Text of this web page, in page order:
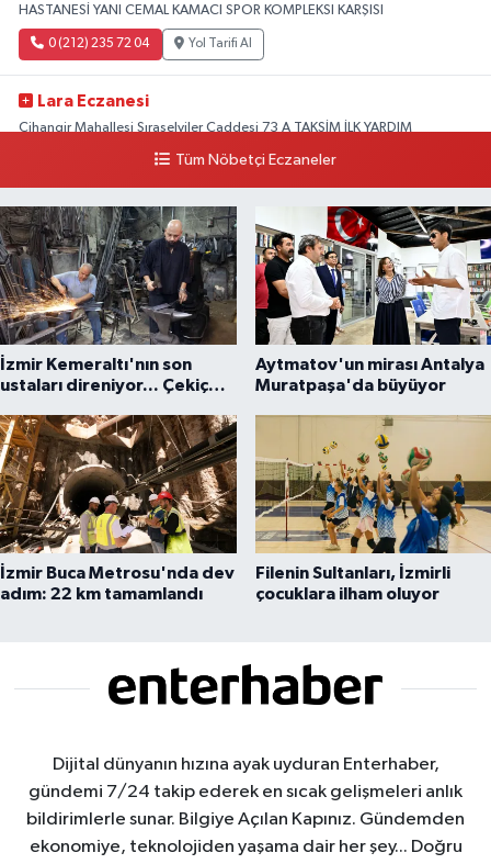
HASTANESİ YANI CEMAL KAMACI SPOR KOMPLEKSI KARŞISI
0 (212) 235 72 04 Yol Tarifi Al
Lara Eczanesi
Cihangir Mahallesi Sıraselviler Caddesi 73 A TAKSİM İLK YARDIM
Tüm Nöbetçi Eczaneler
İzmir Kemeraltı'nın son
ustaları direniyor... Çekiç
Aytmatov'un mirası Antalya
Muratpaşa'da büyüyor
İzmir Buca Metrosu'nda dev
adım: 22 km tamamlandı
Filenin Sultanları, İzmirli
çocuklara ilham oluyor
Dijital dünyanın hızına ayak uyduran Enterhaber,
gündemi 7/24 takip ederek en sıcak gelişmeleri anlık
bildirimlerle sunar. Bilgiye Açılan Kapınız. Gündemden
ekonomiye, teknolojiden yaşama dair her şey... Doğru